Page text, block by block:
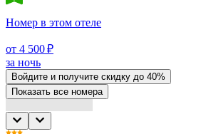
Номер в этом отеле
от 4 500 ₽
за ночь
Войдите и получите скидку до 40%
Показать все номера